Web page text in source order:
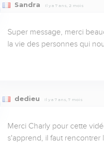
Sandra Il y a 7 ans, 2 mois
Super message, merci
la vie des personnes qui
dedieu Il y a 7 ans, 7 mois
Merci Charly pour cette
s'apprend, il faut rencontrer